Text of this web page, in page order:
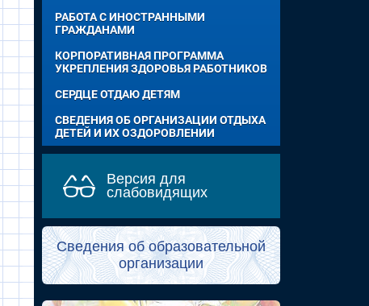
РАБОТА С ИНОСТРАННЫМИ
ГРАЖДАНАМИ
КОРПОРАТИВНАЯ ПРОГРАММА
УКРЕПЛЕНИЯ ЗДОРОВЬЯ РАБОТНИКОВ
СЕРДЦЕ ОТДАЮ ДЕТЯМ
СВЕДЕНИЯ ОБ ОРГАНИЗАЦИИ ОТДЫХА
ДЕТЕЙ И ИХ ОЗДОРОВЛЕНИИ
Версия для
слабовидящих
Сведения об образовательной
организации